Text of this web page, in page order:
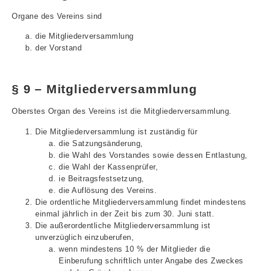
Organe des Vereins sind
die Mitgliederversammlung
der Vorstand
§ 9 – Mitgliederversammlung
Oberstes Organ des Vereins ist die Mitgliederversammlung.
Die Mitgliederversammlung ist zuständig für
die Satzungsänderung,
die Wahl des Vorstandes sowie dessen Entlastung,
die Wahl der Kassenprüfer,
ie Beitragsfestsetzung,
die Auflösung des Vereins.
Die ordentliche Mitgliederversammlung findet mindestens
einmal jährlich in der Zeit bis zum 30. Juni statt.
Die außerordentliche Mitgliederversammlung ist
unverzüglich einzuberufen,
wenn mindestens 10 % der Mitglieder die
Einberufung schriftlich unter Angabe des Zweckes